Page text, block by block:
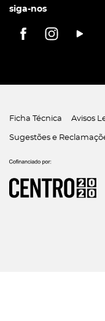
siga-nos
Ficha Técnica Avisos
Sugestões e